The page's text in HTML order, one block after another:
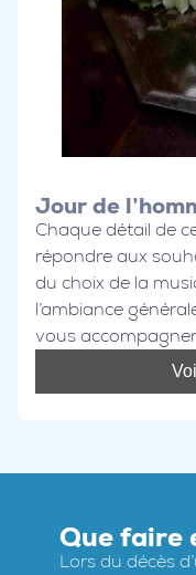
Jour de
Chaque détail de
répondre aux
du choix de la
l’ambiance
vous
Que faire
Lors du décès